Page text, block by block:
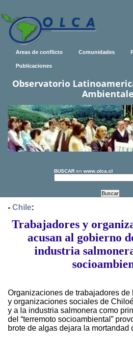
Areas de conflicto Comunidades
Publicaciones
Observatorio
BUSCAR en www.olca.cl
- Chile:
Trabajadores y
acusan al gobierno
industria
Organizaciones de trabajadores de
y organizaciones sociales de
y a la industria salmonera como
del “terremoto socioambiental”
brote de algas dejara la mortandad